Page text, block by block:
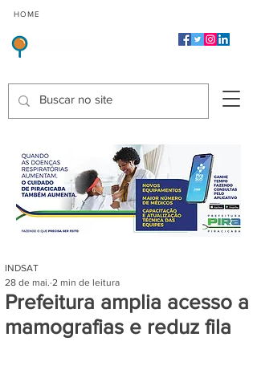
HOME
Prefeitura amplia acesso a
mamografias e reduz fila
INDSAT
28 de mai. 2 min de leitura